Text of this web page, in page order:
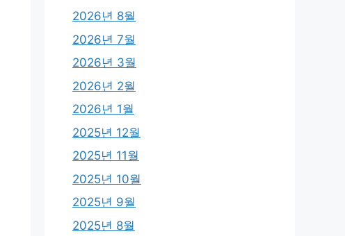
2026년 8월
2026년 7월
2026년 3월
2026년 2월
2026년 1월
2025년 12월
2025년 11월
2025년 10월
2025년 9월
2025년 8월